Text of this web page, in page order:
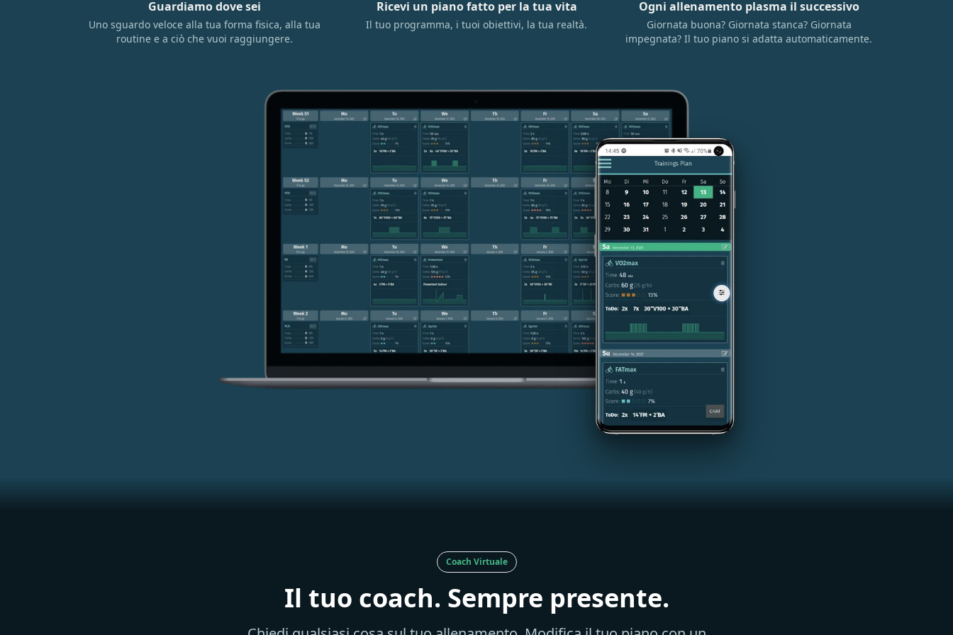
Guardiamo dove sei
Uno sguardo veloce alla tua forma fisica, alla tua
routine e a ciò che vuoi raggiungere.
Ricevi un piano fatto per la tua vita
Il tuo programma, i tuoi obiettivi, la tua realtà.
Ogni allenamento plasma il successivo
Giornata buona? Giornata stanca? Giornata
impegnata? Il tuo piano si adatta automaticamente.
Coach Virtuale
Il tuo coach. Sempre presente.